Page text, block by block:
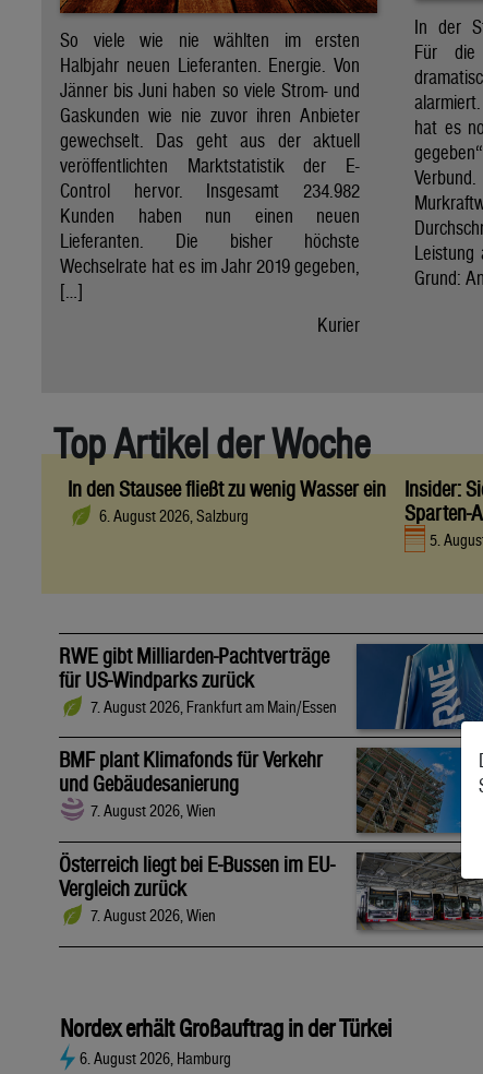
So viele wie nie wählten im ersten
Halbjahr neuen Lieferanten. Energie. Von
Jänner bis Juni haben so viele Strom- und
Gaskunden wie nie zuvor ihren Anbieter
gewechselt. Das geht aus der aktuell
veröffentlichten Marktstatistik der E-
Control hervor. Insgesamt 234.982
Kunden haben nun einen neuen
Lieferanten. Die bisher höchste
Wechselrate hat es im Jahr 2019 gegeben,
[…]
Kurier
In der
Für die
hat es
Leistung
Grund:
Top Artikel der Woche
In den Stausee fließt zu wenig Wasser ein
6. August 2026, Salzburg
Insider:
Sparten-
5.
RWE gibt Milliarden-Pachtverträge
für US-Windparks zurück
7. August 2026, Frankfurt am Main/Essen
BMF plant Klimafonds für Verkehr
und Gebäudesanierung
7. August 2026, Wien
Österreich liegt bei E-Bussen im EU-
Vergleich zurück
7. August 2026, Wien
Nordex erhält Großauftrag in der Türkei
6. August 2026, Hamburg